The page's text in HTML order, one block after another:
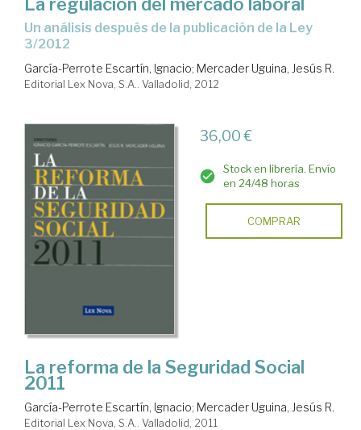
un análisis después de la publicación de la Ley
3/2012
García-Perrote Escartín, Ignacio; Mercader Uguina, Jesús R.
Editorial Lex Nova, S.A.. Valladolid, 2012
36,00 €
Stock en librería. Envío
en 24/48 horas
COMPRAR
La reforma de la Seguridad Social
2011
García-Perrote Escartín, Ignacio; Mercader Uguina, Jesús R.
Editorial Lex Nova, S.A.. Valladolid, 2011